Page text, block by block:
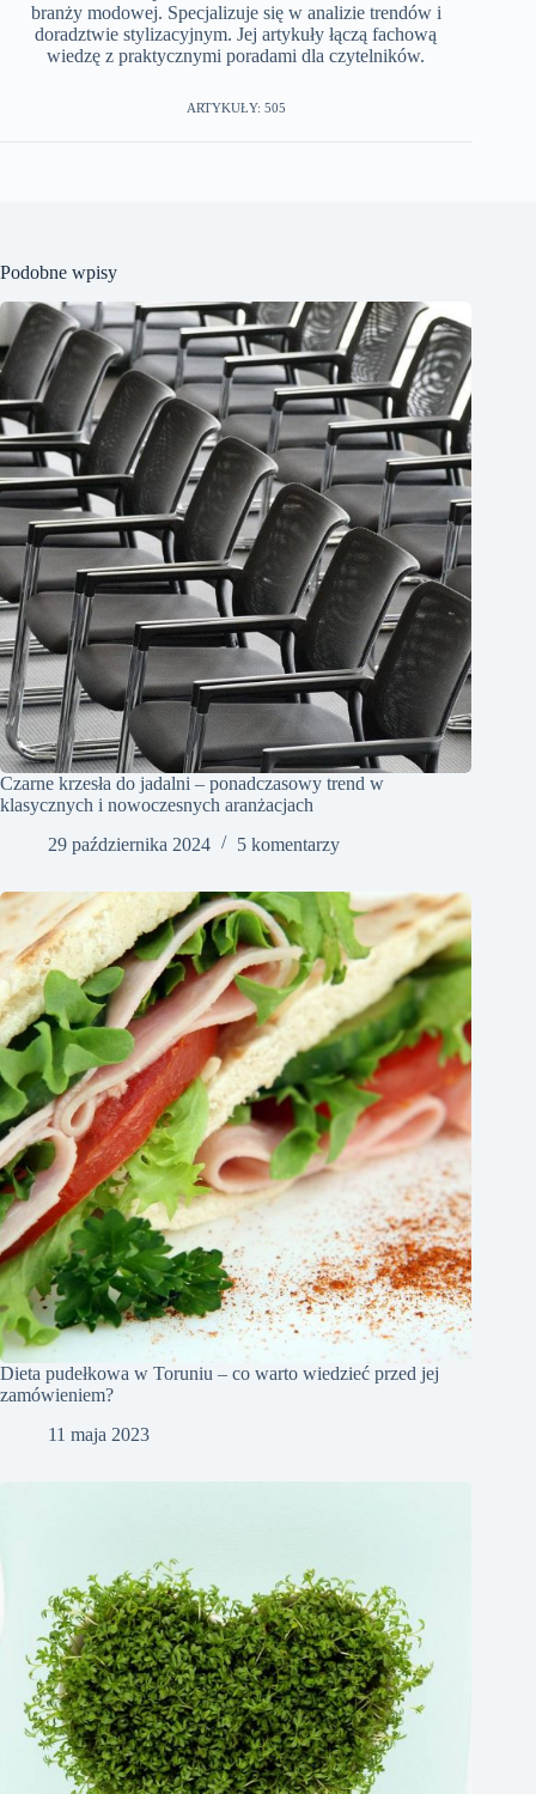
branży modowej. Specjalizuje się w analizie trendów i
doradztwie stylizacyjnym. Jej artykuły łączą fachową
wiedzę z praktycznymi poradami dla czytelników.
ARTYKUŁY: 505
Podobne wpisy
Czarne krzesła do jadalni – ponadczasowy trend w
klasycznych i nowoczesnych aranżacjach
29 października 2024
5 komentarzy
Dieta pudełkowa w Toruniu – co warto wiedzieć przed jej
zamówieniem?
11 maja 2023